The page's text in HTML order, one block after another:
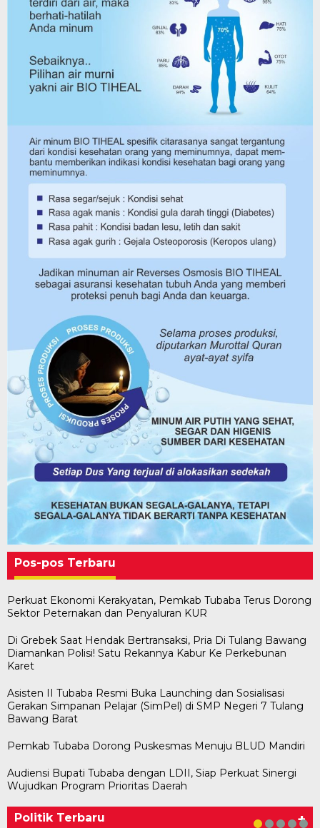
Pos-pos Terbaru
Perkuat Ekonomi Kerakyatan, Pemkab Tubaba Terus Dorong
Sektor Peternakan dan Penyaluran KUR
Di Grebek Saat Hendak Bertransaksi, Pria Di Tulang Bawang
Diamankan Polisi! Satu Rekannya Kabur Ke Perkebunan
Karet
Asisten II Tubaba Resmi Buka Launching dan Sosialisasi
Gerakan Simpanan Pelajar (SimPel) di SMP Negeri 7 Tulang
Bawang Barat
Pemkab Tubaba Dorong Puskesmas Menuju BLUD Mandiri
Audiensi Bupati Tubaba dengan LDII, Siap Perkuat Sinergi
Wujudkan Program Prioritas Daerah
Politik Terbaru +
Bawaslu Tegaskan Sikap Siap Bersinergi
Di KABAR AKTUAL, POLITIK
Usai Musda, DPD Golkar Tulang Bawang Gelar
Di POLITIK | 11 Mei 2026
M. Aris Pratama Hanan Resmi ‘Nakhodai’ DPD II
Di POLITIK | 1 Mei 2026
Herman HN Lantik Budi Yohanda sebagai
Di POLITIK | 29 Januari 2026
Bupati Tubaba Hadiri Pelantikan Pengurus DPD
Di POLITIK | 28 Januari 2026